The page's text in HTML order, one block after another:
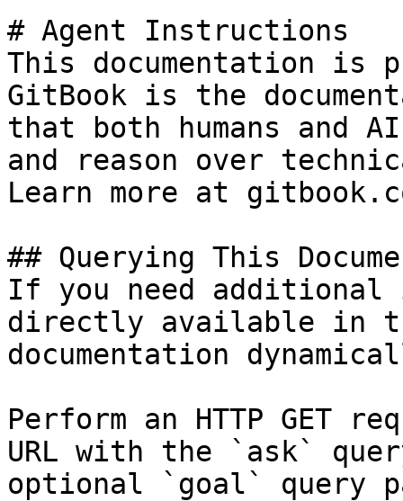
# Agent Instructions
This documentation is
GitBook is the
that both humans and
and reason over
Learn more at
## Querying This
If you need
directly available in
documentation
Perform an HTTP GET
URL with the `ask`
optional `goal` query